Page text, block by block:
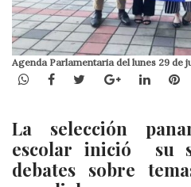
Agenda Parlamentaria del lunes 29 de
WhatsApp
Facebook
TwitterGoogle+
La selección
escolar inició su
debates sobre